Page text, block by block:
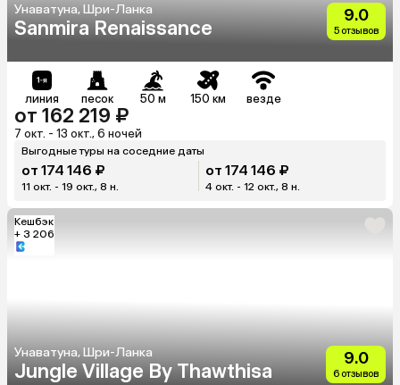
Унаватуна, Шри-Ланка
Sanmira Renaissance
9.0
5 отзывов
линия песок 50 м 150 км везде
от 162 219 ₽
7 окт. - 13 окт., 6 ночей
Выгодные туры на соседние даты
от 174 146 ₽
11 окт. - 19 окт., 8 н.
от 174 146 ₽
4 окт. - 12 окт., 8 н.
Кешбэк
+ 3 206
Унаватуна, Шри-Ланка
Jungle Village By Thawthisa
9.0
6 отзывов